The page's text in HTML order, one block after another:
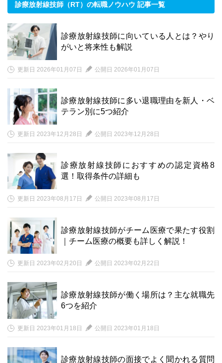
診療放射線技師（RT）の転職ノウハウ 記事一覧
診療放射線技師に向いている人とは？やり
がいと将来性も解説
更新日 2026年01月07日 公開日 2026年01月07日
診療放射線技師に多い退職理由を新人・ベ
テラン別に5つ紹介
更新日 2023年12月28日 公開日 2023年12月28日
診療放射線技師におすすめの認定資格8
選！取得条件の詳細も
更新日 2023年08月17日 公開日 2023年08月17日
診療放射線技師がチーム医療で果たす役割
｜チーム医療の概要も詳しく解説！
更新日 2023年02月20日 公開日 2023年02月22日
診療放射線技師が働く場所は？主な就職先
6つを紹介
更新日 2023年01月18日 公開日 2023年01月18日
診療放射線技師の面接でよく聞かれる質問